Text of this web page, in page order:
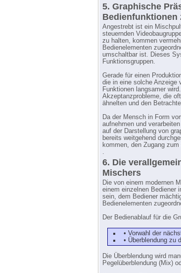
5. Graphische
Bedienfunktionen
Angestrebt ist ein
steuernden
zu halten, kommen
Bedienelementen
umschaltbar ist. Dieses
Funktionsgruppen.
Gerade für einen
die in eine solche Anzeige
Funktionen langsamer
Akzeptanzprobleme, die
ähnelten und den
Da der Mensch in Form
aufnehmen und
auf der Darstellung von
bereits weitgehend
kommen, den Zugang
.
6. Die
Mischers
Die von einem modernen
einem einzelnen Bediener
sein, dem Bediener
Bedienelementen
Der Bedienablauf für die
• Vorwahl der
• Überblendung zu
Die Überblendung wird
Pegelüberblendung (Mix)